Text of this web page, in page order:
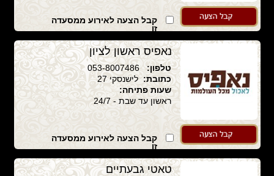
קבל הצעה לאירוע ממסעדה
זו
נאפיס ראשון לציון
טלפון:053-8007486
כתובת: לישנסקי 27
שעות פתיחה:
ראשון עד שבת - 24/7
קבל הצעה לאירוע ממסעדה
זו
טאטי גבעתיים